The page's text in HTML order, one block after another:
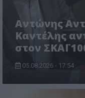
Αντώνης
Καντέλης
στον ΣΚΑΪ
05.08.2026 - 17:54